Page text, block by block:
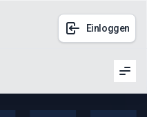
Einloggen